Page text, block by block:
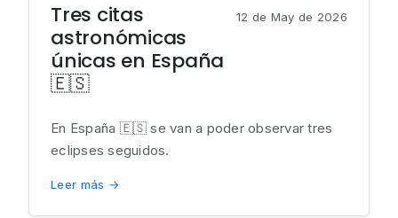
Tres citas
astronómicas
únicas en España
🇪🇸
12 de May de 2026
En España 🇪🇸 se van a poder observar tres
eclipses seguidos.
Leer más →